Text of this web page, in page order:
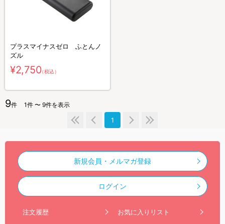
プラスマイナスゼロ ふとんノ
ズル
¥2,750（税込）
9件 1件 〜 9件を表示
1
新規会員・メルマガ登録
ログイン
注文履歴 お気に入りリスト